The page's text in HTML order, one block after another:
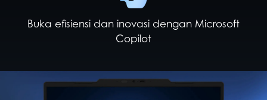
Buka efisiensi dan inovasi dengan Microsoft
Copilot